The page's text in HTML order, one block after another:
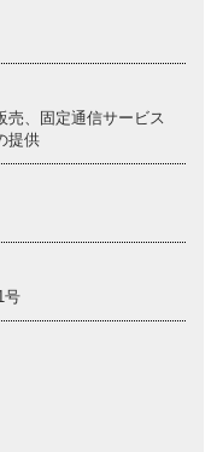
売、固定通信サービス
提供
号